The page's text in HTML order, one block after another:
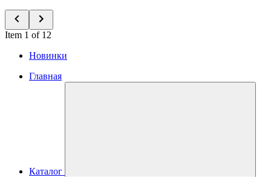
Item 1 of 12
Новинки
Главная
Каталог